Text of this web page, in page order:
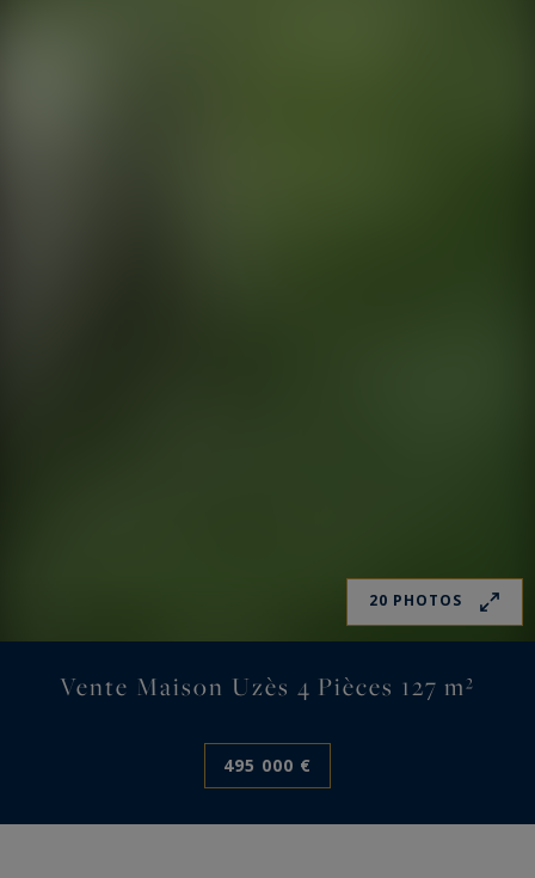
20 PHOTOS
Vente Maison Uzès 4 Pièces 127 m²
495 000 €